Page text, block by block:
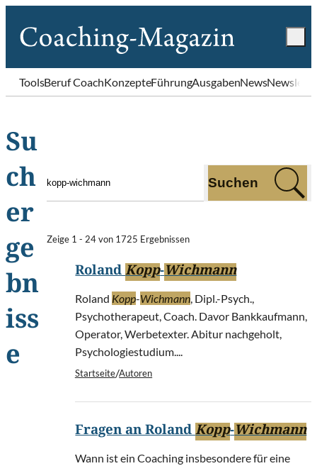
ToolsBeruf CoachKonzepteFührungAusgabenNews
Su
ch
er
ge
bn
iss
e
Suchen
Zeige 1 - 24 von 1725 Ergebnissen
RolandKopp-Wichmann
Roland Kopp-Wichmann, Dipl.-Psych.,
Psychotherapeut, Coach. Davor Bankkaufmann,
Operator, Werbetexter. Abitur nachgeholt,
Psychologiestudium....
Startseite/Autoren
Fragen an RolandKopp-Wichmann
Wann ist ein Coaching insbesondere für eine